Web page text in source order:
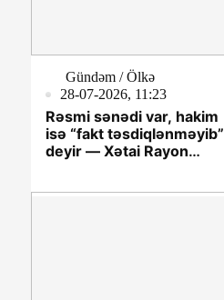
Gündəm / Ölkə
28-07-2026, 11:23
Rəsmi sənədi var, hakim
isə “fakt təsdiqlənməyib”
deyir — Xətai Rayon